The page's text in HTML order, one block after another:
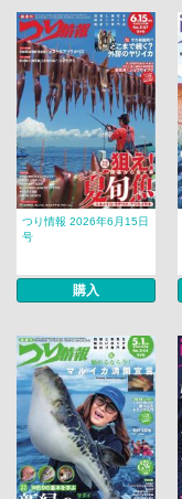
つり情報 2026年6月15日
号
購入